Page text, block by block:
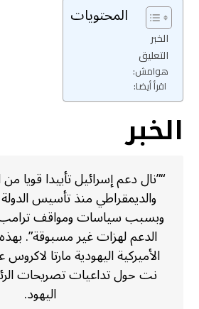
المحتويات
الخبر
التعليق
هوامش:
اقرأ أيضا:
الخبر
“”نال دعم إسرائيل تأييدا قويا
والديمقراطي منذ تأسيس الدولة
وبسبب سياسات ومواقف
الدعم لهزات غير مسبوقة”.
الأميركية اليهودية مارتا
نت حول تداعيات تصريحات
اليهود.